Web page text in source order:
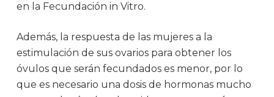
en la Fecundación in Vitro.
Además, la respuesta de las mujeres a la
estimulación de sus ovarios para obtener los
óvulos que serán fecundados es menor, por lo
que es necesario una dosis de hormonas mucho